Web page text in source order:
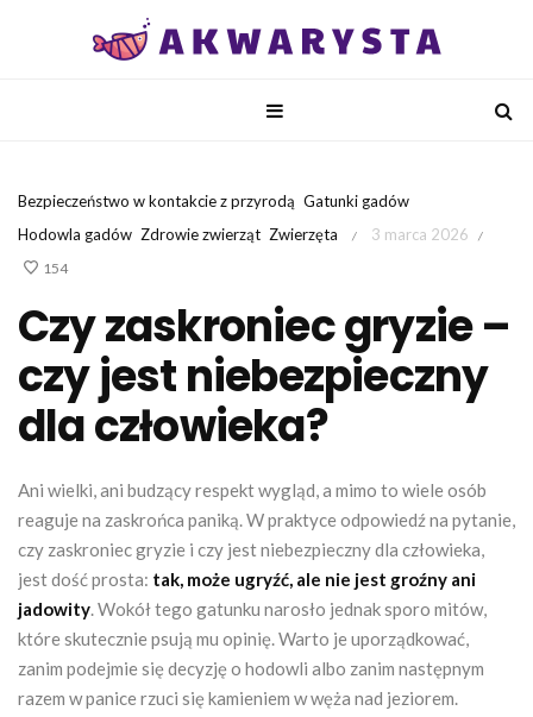
Bezpieczeństwo w kontakcie z przyrodą Gatunki gadów
Hodowla gadów Zdrowie zwierząt Zwierzęta / 3 marca 2026 /
154
Czy zaskroniec gryzie –
czy jest niebezpieczny
dla człowieka?
Ani wielki, ani budzący respekt wygląd, a mimo to wiele osób
reaguje na zaskrońca paniką. W praktyce odpowiedź na pytanie,
czy zaskroniec gryzie i czy jest niebezpieczny dla człowieka,
jest dość prosta: tak, może ugryźć, ale nie jest groźny ani
jadowity. Wokół tego gatunku narosło jednak sporo mitów,
które skutecznie psują mu opinię. Warto je uporządkować,
zanim podejmie się decyzję o hodowli albo zanim następnym
razem w panice rzuci się kamieniem w węża nad jeziorem.